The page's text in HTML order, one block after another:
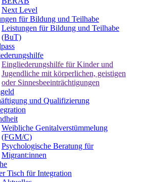
Next Level
für Bildung und Teilhabe
Leistungen für Bildung und Teilhabe
(BuT)
Eingliederungshilfe für Kinder und
Jugendliche mit körperlichen, geistigen
oder Sinnesbeeinträchtigungen
und Qualifizierung
Weibliche Genitalverstümmelung
(FGM/C)
Psychologische Beratung für
Migrant:innen
Tisch für Integration